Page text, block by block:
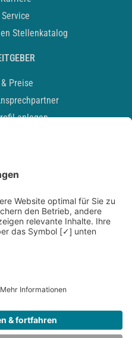
Stellenkatalog
Preise
anlegen